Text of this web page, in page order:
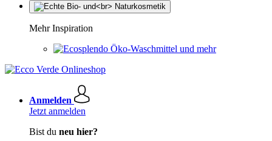
Mehr Inspiration
Öko-Waschmittel und mehr
Anmelden
Jetzt anmelden
Bist du neu hier?